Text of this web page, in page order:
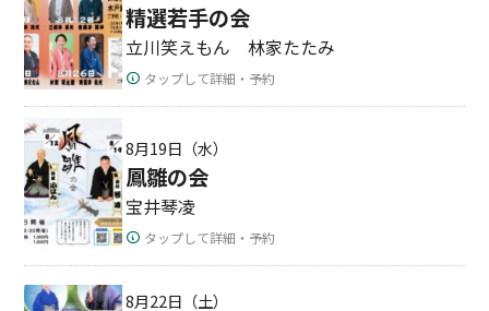
精選若手の会
立川笑えもん 林家たたみ
タップして詳細・予約
8月19日（水）
鳳雛の会
宝井琴凌
タップして詳細・予約
8月22日（土）